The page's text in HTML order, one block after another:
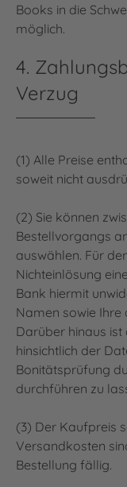
Books in die
möglich.
4.
Verzug
(1) Alle Preise
soweit nicht
(2) Sie können
Bestellvorgangs
auswählen. Für
Nichteinlösung
Bank hiermit
Namen sowie Ihre
Darüber hinaus ist
hinsichtlich der
Bonitätsprüfung
durchführen zu
(3) Der Kaufpreis
Versandkosten
Bestellung fällig.